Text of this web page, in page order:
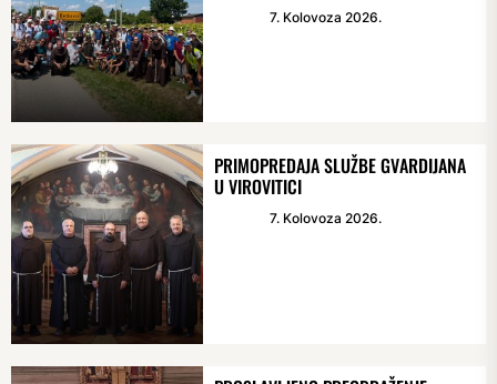
7. Kolovoza 2026.
PRIMOPREDAJA SLUŽBE GVARDIJANA
U VIROVITICI
7. Kolovoza 2026.